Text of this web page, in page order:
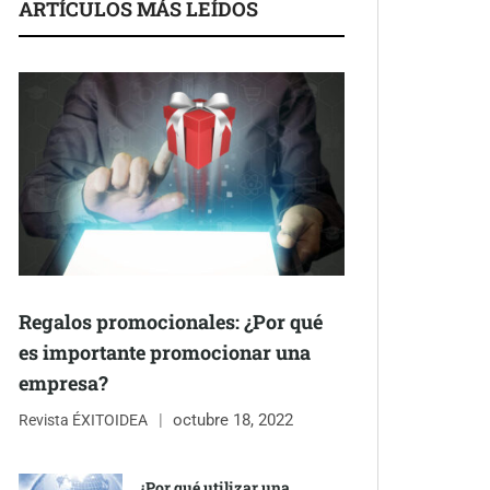
ARTÍCULOS MÁS LEÍDOS
Regalos promocionales: ¿Por qué
es importante promocionar una
empresa?
Revista ÉXITOIDEA octubre 18, 2022